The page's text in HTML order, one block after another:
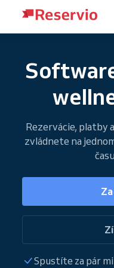
Rezervácie, platby
zvládnete na
Spustíte za pár